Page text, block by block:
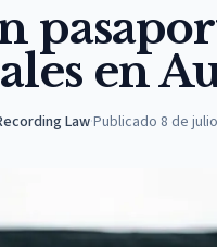
en
Law·Publicado 8 de